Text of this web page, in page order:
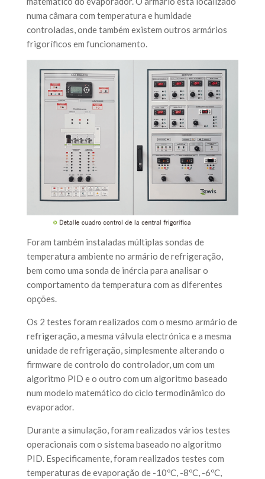
numa câmara com temperatura e humidade
controladas, onde também existem outros armários
frigoríficos em funcionamento.
Foram também instaladas múltiplas sondas de
temperatura ambiente no armário de refrigeração,
bem como uma sonda de inércia para analisar o
comportamento da temperatura com as diferentes
opções.
Os 2 testes foram realizados com o mesmo armário de
refrigeração, a mesma válvula electrónica e a mesma
unidade de refrigeração, simplesmente alterando o
firmware de controlo do controlador, um com um
algoritmo PID e o outro com um algoritmo baseado
num modelo matemático do ciclo termodinâmico do
evaporador.
Durante a simulação, foram realizados vários testes
operacionais com o sistema baseado no algoritmo
PID. Especificamente, foram realizados testes com
temperaturas de evaporação de -10ºC, -8ºC, -6ºC,